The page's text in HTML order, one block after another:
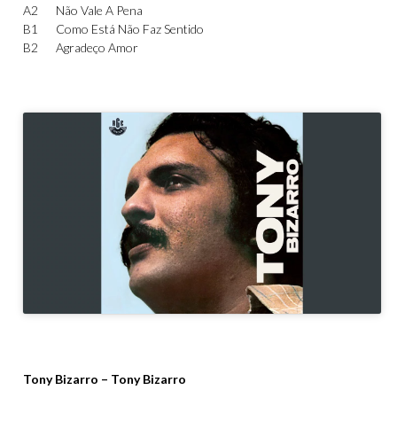
A2
Não Vale A Pena
B1
Como Está Não Faz Sentido
B2
Agradeço Amor
Tony Bizarro – Tony Bizarro